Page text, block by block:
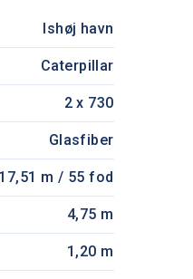
Ishøj havn
Caterpillar
2 x 730
Glasfiber
17,51 m / 55 fod
4,75 m
1,20 m